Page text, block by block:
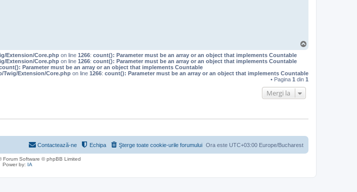
Extension/Core.php on line 1266: count(): Parameter must be an array or an object that implements Countable
Extension/Core.php on line 1266: count(): Parameter must be an array or an object that implements Countable
Parameter must be an array or an object that implements Countable
Twig/Extension/Core.php on line 1266: count(): Parameter must be an array or an object that implements Countable
• Pagina 1 din 1
Mergi la
Ora este UTC+03:00 Europe/Bucharest
Şterge toate cookie-urile forumului
Echipa
Contactează-ne
Forum Software © phpBB Limited
Power by: IA